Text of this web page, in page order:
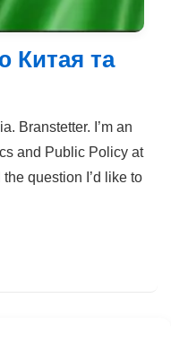
Китая та
Branstetter. I’m an
and Public Policy at
question I’d like to